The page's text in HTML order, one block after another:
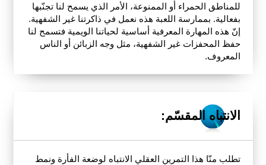
للمناطق الحمراء أو الممنوعة، الأمر الذي يسمح لنا تجنّبها
بفعالية. بممارسة اللعبة هذه نعمل في ذاكرتنا غير الشفهية.
إنّ هذه المهارة المعرفية أساسية لحياتنا الويمية فتسمح لنا
حفظ المحفزات غير الشفهية، مثل وجه الزبائن أو الناس
المعروف.
الانتباه المقسّم:
تطلب منّا هذا التمرين العقلي الانتباه لوضعة الفأرة ونمط